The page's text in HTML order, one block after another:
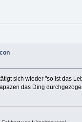
sich wieder "so ist das
das Ding